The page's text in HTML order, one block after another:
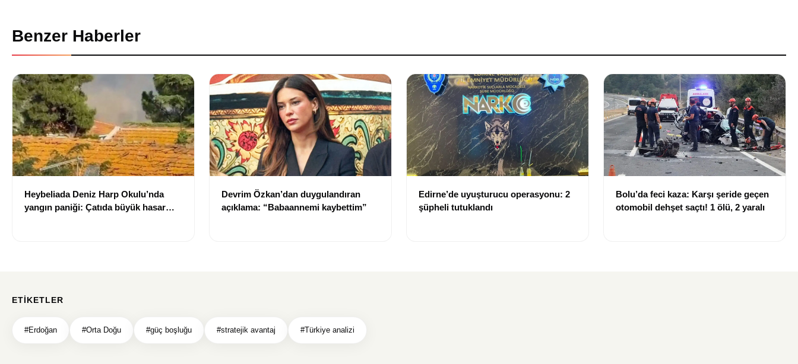
Benzer Haberler
Heybeliada Deniz Harp Okulu’nda
yangın paniği: Çatıda büyük hasar
Devrim Özkan’dan duygulandıran
açıklama: “Babaannemi kaybettim”
Edirne’de uyuşturucu operasyonu: 2
şüpheli tutuklandı
Bolu’da feci kaza: Karşı şeride geçen
otomobil dehşet saçtı! 1 ölü, 2 yaralı
ETIKETLER
#Erdoğan #Orta Doğu #güç boşluğu #stratejik avantaj #Türkiye analizi